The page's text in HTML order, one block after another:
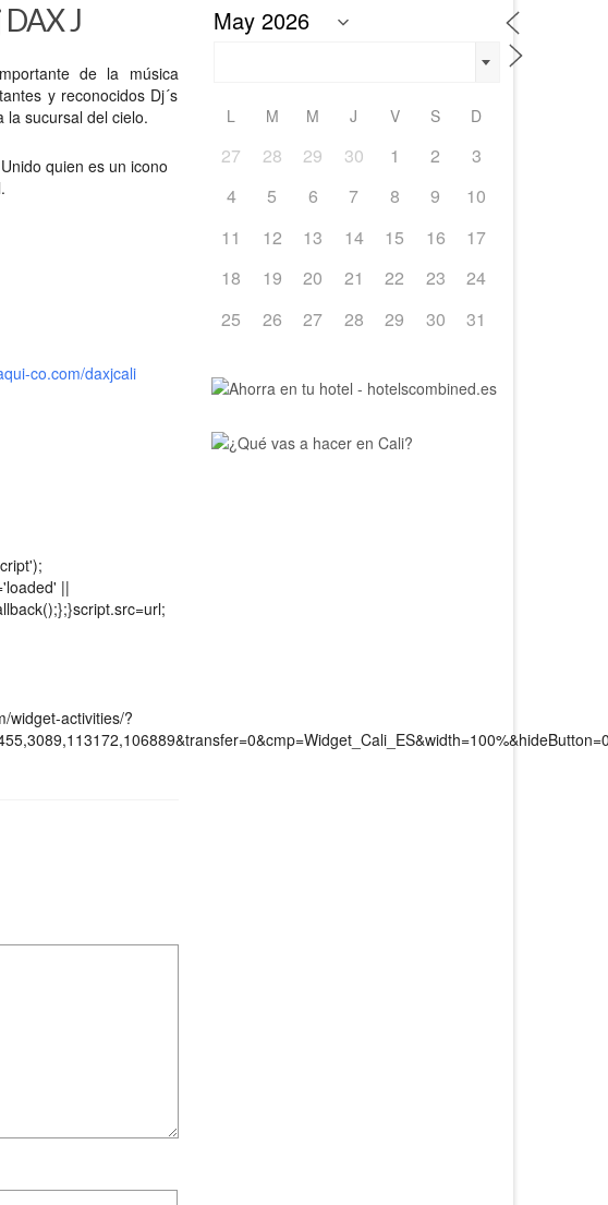
J
de la música
y reconocidos Dj´s
la sucursal del cielo.
quien es un icono
co.com/daxjcali
||
widget-activities/?
L M M J V S D
27 28 29 30 1 2
3
4
5 6 7 8 9
10
11
12 13 14 15 16
17
18
19 20 21 22 23
24
25
26 27 28 29 30 31